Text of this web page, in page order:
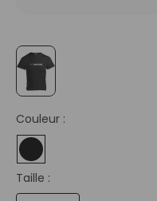
Couleur :
Taille :